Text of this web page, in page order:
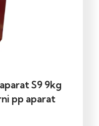
S9 9kg
pp aparat